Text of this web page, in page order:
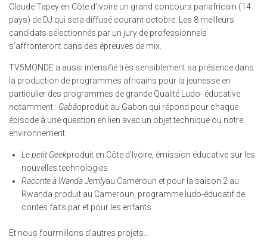
Claude Tapey en Côte d’Ivoire un grand concours panafricain (14
pays) de DJ qui sera diffusé courant octobre. Les 8 meilleurs
candidats sélectionnés par un jury de professionnels
s’affronteront dans des épreuves de mix.
TV5MONDE a aussi intensifié très sensiblement sa présence dans
la production de programmes africains pour la jeunesse en
particulier des programmes de grande Qualité Ludo- éducative
notamment : Gabâoproduit au Gabon qui répond pour chaque
épisode à une question en lien avec un objet technique ou notre
environnement
Le petit Geekproduit en Côte d’Ivoire, émission éducative sur les
nouvelles technologies
Raconte à Wanda Jemlyau Cameroun et pour la saison 2 au
Rwanda produit au Cameroun, programme ludo-éducatif de
contes faits par et pour les enfants
Et nous fourmillons d’autres projets…